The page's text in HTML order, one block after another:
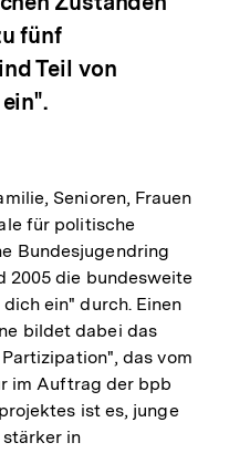
fünf
Teil von
Senioren, Frauen
für politische
Bundesjugendring
2005 die bundesweite
ein" durch. Einen
bildet dabei das
das vom
im Auftrag der bpb
ist es, junge
in